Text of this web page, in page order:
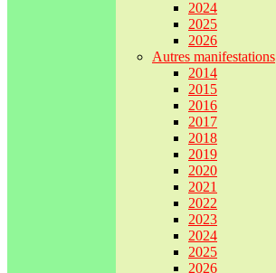
2024
2025
2026
Autres manifestations
2014
2015
2016
2017
2018
2019
2020
2021
2022
2023
2024
2025
2026